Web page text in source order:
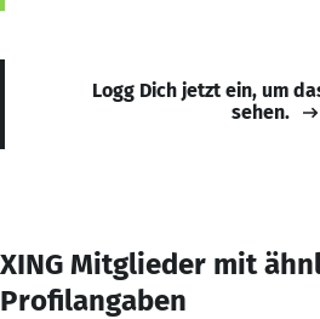
Logg Dich jetzt ein, um
sehen.
XING Mitglieder mit
Profilangaben